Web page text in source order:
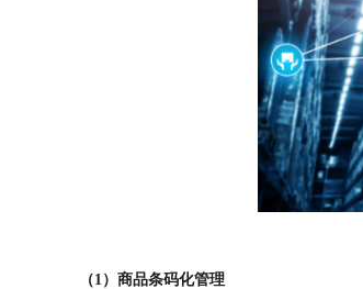
（1）商品条码化管理